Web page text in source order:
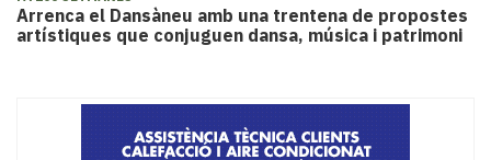
Arrenca el Dansàneu amb una trentena de propostes
artístiques que conjuguen dansa, música i patrimoni